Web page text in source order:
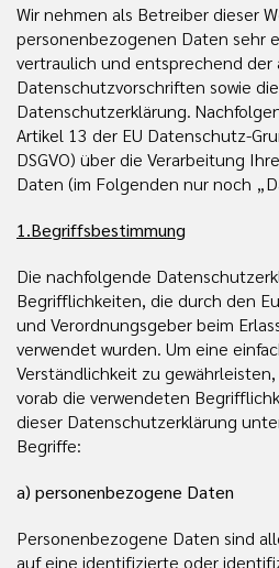
Wir nehmen als Betreiber dieser
personenbezogenen Daten sehr
vertraulich und entsprechend
Datenschutzvorschriften sowie
Datenschutzerklärung.
Artikel 13 der EU Datenschutz-
DSGVO) über die Verarbeitung
Daten (im Folgenden nur noch
1.Begriffsbestimmung
Die nachfolgende
Begrifflichkeiten, die durch den
und Verordnungsgeber beim
verwendet wurden. Um eine
Verständlichkeit zu
vorab die verwendeten
dieser Datenschutzerklärung
Begriffe:
a) personenbezogene Daten
Personenbezogene Daten sind
auf eine identifizierte oder